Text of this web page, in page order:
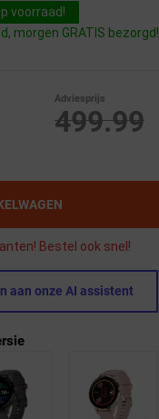
voorraad!
morgen GRATIS bezorgd!
499.99
Adviesprijs
Bestel ook snel!
aan onze AI assistent